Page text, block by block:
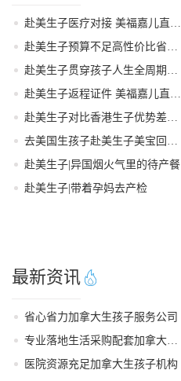
赴美生子医疗对接 美福嘉儿直营月子中心
赴美生子预算不足高性价比省钱落地方案
赴美生子贯穿孩子人生全周期的身份红利
赴美生子返程证件 美福嘉儿直营核对清单
赴美生子对比香港生子优势差距全面分析
去美国生孩子赴美生子美宝回国落户流程
赴美生子|异国烟火气里的待产餐
赴美生子|带着孕妈去产检
最新资讯
省心省力加拿大生孩子服务公司
专业落地生活采购配套加拿大生孩子服务机构
医院资源充足加拿大生孩子机构